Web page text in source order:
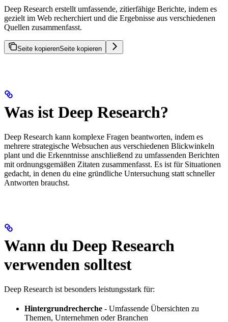
Deep Research erstellt umfassende, zitierfähige Berichte, indem es
gezielt im Web recherchiert und die Ergebnisse aus verschiedenen
Quellen zusammenfasst.
Seite kopierenSeite kopieren
Was ist Deep Research?
Deep Research kann komplexe Fragen beantworten, indem es
mehrere strategische Websuchen aus verschiedenen Blickwinkeln
plant und die Erkenntnisse anschließend zu umfassenden Berichten
mit ordnungsgemäßen Zitaten zusammenfasst. Es ist für Situationen
gedacht, in denen du eine gründliche Untersuchung statt schneller
Antworten brauchst.
Wann du Deep Research
verwenden solltest
Deep Research ist besonders leistungsstark für:
Hintergrundrecherche - Umfassende Übersichten zu
Themen, Unternehmen oder Branchen